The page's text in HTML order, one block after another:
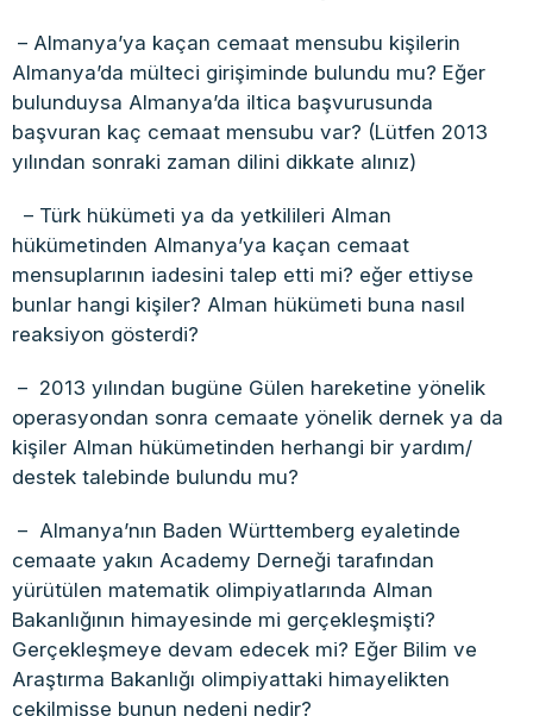
– Almanya’ya kaçan cemaat mensubu kişilerin
Almanya’da mülteci girişiminde bulundu mu? Eğer
bulunduysa Almanya’da iltica başvurusunda
başvuran kaç cemaat mensubu var? (Lütfen 2013
yılından sonraki zaman dilini dikkate alınız)
– Türk hükümeti ya da yetkilileri Alman
hükümetinden Almanya’ya kaçan cemaat
mensuplarının iadesini talep etti mi? eğer ettiyse
bunlar hangi kişiler? Alman hükümeti buna nasıl
reaksiyon gösterdi?
– 2013 yılından bugüne Gülen hareketine yönelik
operasyondan sonra cemaate yönelik dernek ya da
kişiler Alman hükümetinden herhangi bir yardım/
destek talebinde bulundu mu?
– Almanya’nın Baden Württemberg eyaletinde
cemaate yakın Academy Derneği tarafından
yürütülen matematik olimpiyatlarında Alman
Bakanlığının himayesinde mi gerçekleşmişti?
Gerçekleşmeye devam edecek mi? Eğer Bilim ve
Araştırma Bakanlığı olimpiyattaki himayelikten
çekilmişse bunun nedeni nedir?